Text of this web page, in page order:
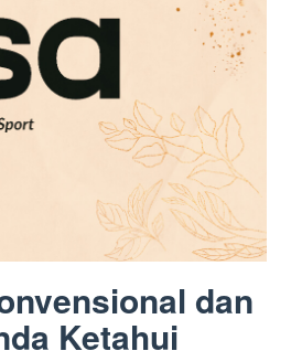
dan
Ketahui